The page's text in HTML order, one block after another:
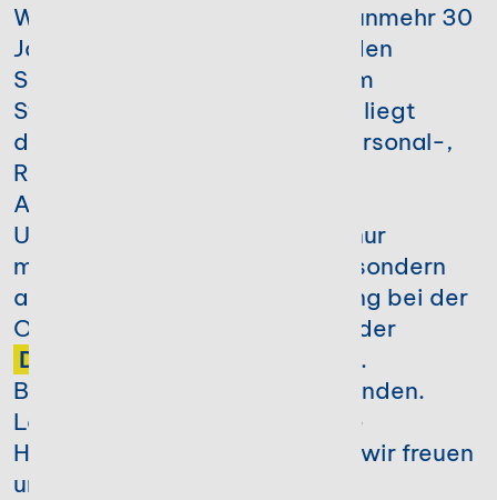
Willkommen bei Stotax! Seit nunmehr 30
Jahren bieten wir unseren Kunden
Software-Komplettlösungen im
Steuerbereich an. Unser Fokus liegt
dabei auf Produkten, die im Personal-,
Rechnungs- und Steuerwesen
Anwendung finden.
Unsere Kunden erhalten nicht nur
maßgeschneiderte Software, sondern
auch umfassende Unterstützung bei der
Organisation ihrer Kanzlei und der
Digitalisierung
ihrer Prozesse.
Bei Stotax sind Sie in guten Händen.
Lassen Sie uns gemeinsam Ihre
Herausforderungen angehen - wir freuen
uns auf Sie!